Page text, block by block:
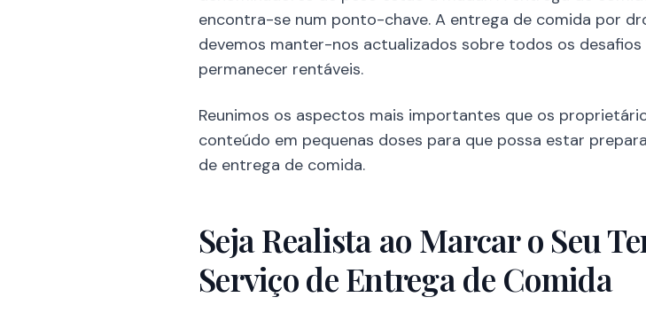
encontra-se num ponto-chave. A entrega de comida por
devemos manter-nos actualizados sobre todos os
permanecer rentáveis.
Reunimos os aspectos mais importantes que os
conteúdo em pequenas doses para que possa estar
de entrega de comida.
Seja Realista ao Marcar o Seu
Serviço de Entrega de Comida